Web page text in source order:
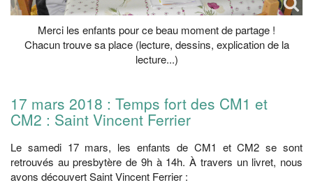
Merci les enfants pour ce beau moment de partage !
Chacun trouve sa place (lecture, dessins, explication de la
lecture...)
17 mars 2018 : Temps fort des CM1 et
CM2 : Saint Vincent Ferrier
Le samedi 17 mars, les enfants de CM1 et CM2 se sont
retrouvés au presbytère de 9h à 14h. À travers un livret, nous
avons découvert Saint Vincent Ferrier :